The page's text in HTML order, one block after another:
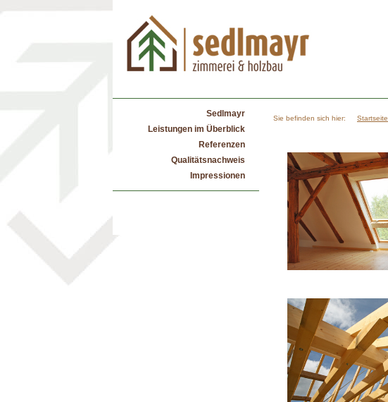
Sedlmayr
Leistungen im Überblick
Referenzen
Qualitätsnachweis
Impressionen
Sie befinden sich hier: Startseite